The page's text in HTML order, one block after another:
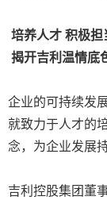
培养人才 积极担
揭开吉利温情底
企业的可持续发
就致力于人才的
念，为企业发展
吉利控股集团董